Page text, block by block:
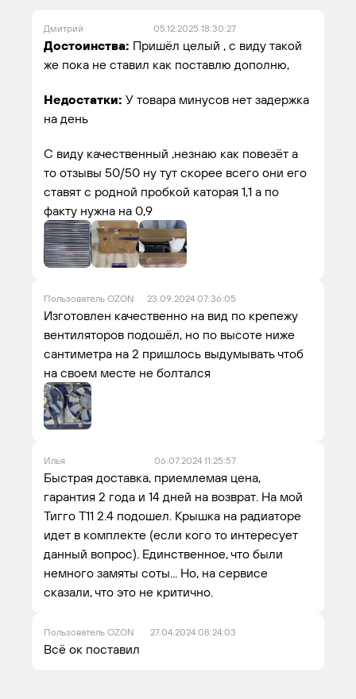
Дмитрий 05.12.2025 18:30:27
Достоинства: Пришёл целый , с виду такой
же пока не ставил как поставлю дополню,
Недостатки: У товара минусов нет задержка
на день
С виду качественный ,незнаю как повезëт а
то отзывы 50/50 ну тут скорее всего они его
ставят с родной пробкой каторая 1,1 а по
факту нужна на 0,9
Пользователь OZON 23.09.2024 07:36:05
Изготовлен качественно на вид по крепежу
вентиляторов подошёл, но по высоте ниже
сантиметра на 2 пришлось выдумывать чтоб
на своем месте не болтался
Илья 06.07.2024 11:25:57
Быстрая доставка, приемлемая цена,
гарантия 2 года и 14 дней на возврат. На мой
Тигго Т11 2.4 подошел. Крышка на радиаторе
идет в комплекте (если кого то интересует
данный вопрос). Единственное, что были
немного замяты соты... Но, на сервисе
сказали, что это не критично.
Пользователь OZON 27.04.2024 08:24:03
Всё ок поставил